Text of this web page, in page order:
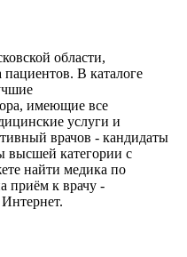
области,
В каталоге
имеющие все
услуги и
врачов - кандидаты
высшей категории с
найти медика по
приём к врачу -